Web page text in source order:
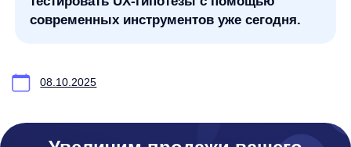
Согласие на получение рекламных и информационных
Руководство пользователя